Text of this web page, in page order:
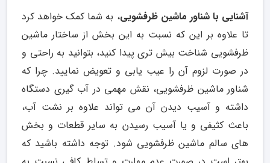
آشنایی با شناور ماشین ظرفشویی، به شما کمک خواهد کرد
تا علاوه بر این که نسبت به این بخش از ساختار ماشین
ظرفشویی شناخت بیش تری پیدا کنید، بتوانید به راحتی و
در صورت لزوم آن را عیب یابی و تعویض نمایید. چرا که
شناور ماشین ظرفشویی، نقش مهمی در آب گیری دستگاه
داشته و آسیب دیدن آن می تواند علاوه بر نشت آب،
باعث کثیفی و یا آسیب رسیدن به سایر قطعات و بخش
های سالم ماشین ظرفشویی شود. توجه داشته باشید که